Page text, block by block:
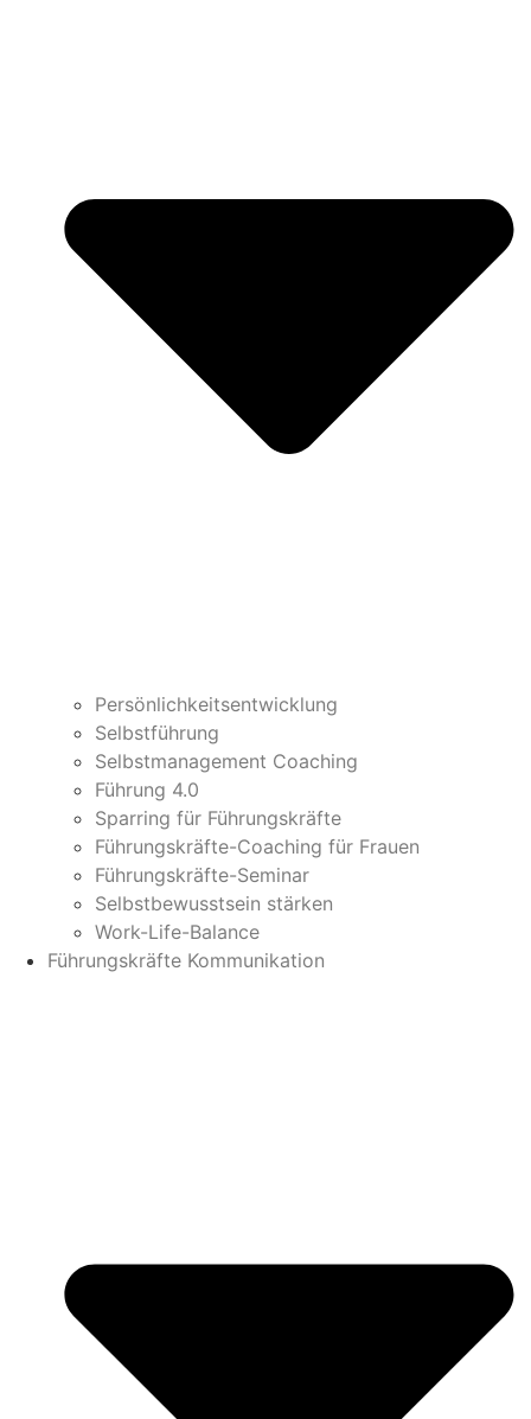
Persönlichkeitsentwicklung
Selbstführung
Selbstmanagement Coaching
Führung 4.0
Sparring für Führungskräfte
Führungskräfte-Coaching für Frauen
Führungskräfte-Seminar
Selbstbewusstsein stärken
Work-Life-Balance
Führungskräfte Kommunikation